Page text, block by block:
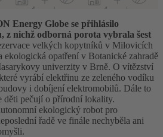
Energy Globe se přihlásilo
z nichž odborná porota vybrala šest
velkých kopytníků v Milovicích
ekologická opatření v Botanické zahradě
univerzity v Brně. O vítězství
vyrábí elektřinu ze zeleného vodíku
i dobíjení elektromobilů. Dále to
děti pečují o přírodní lokality.
ekologický robot pro
řadě ve finále nechyběla ani